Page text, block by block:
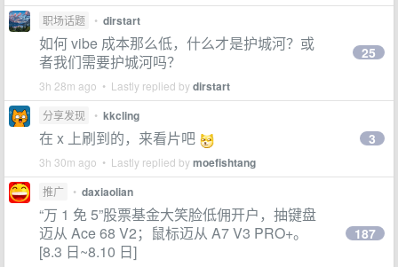
职场话题 • dirstart
如何 vibe 成本那么低，什么才是护城河？或
者我们需要护城河吗？
3h 28m ago • Lastly replied bydirstart
25
分享发现 • kkcling
在 x 上刷到的，来看片吧
3h 30m ago • Lastly replied bymoefishtang
3
推广 • daxiaolian
“万 1 免 5”股票基金大笑脸低佣开户，抽键盘
迈从 Ace 68 V2；鼠标迈从 A7 V3 PRO+。
[8.3 日~8.10 日]
187